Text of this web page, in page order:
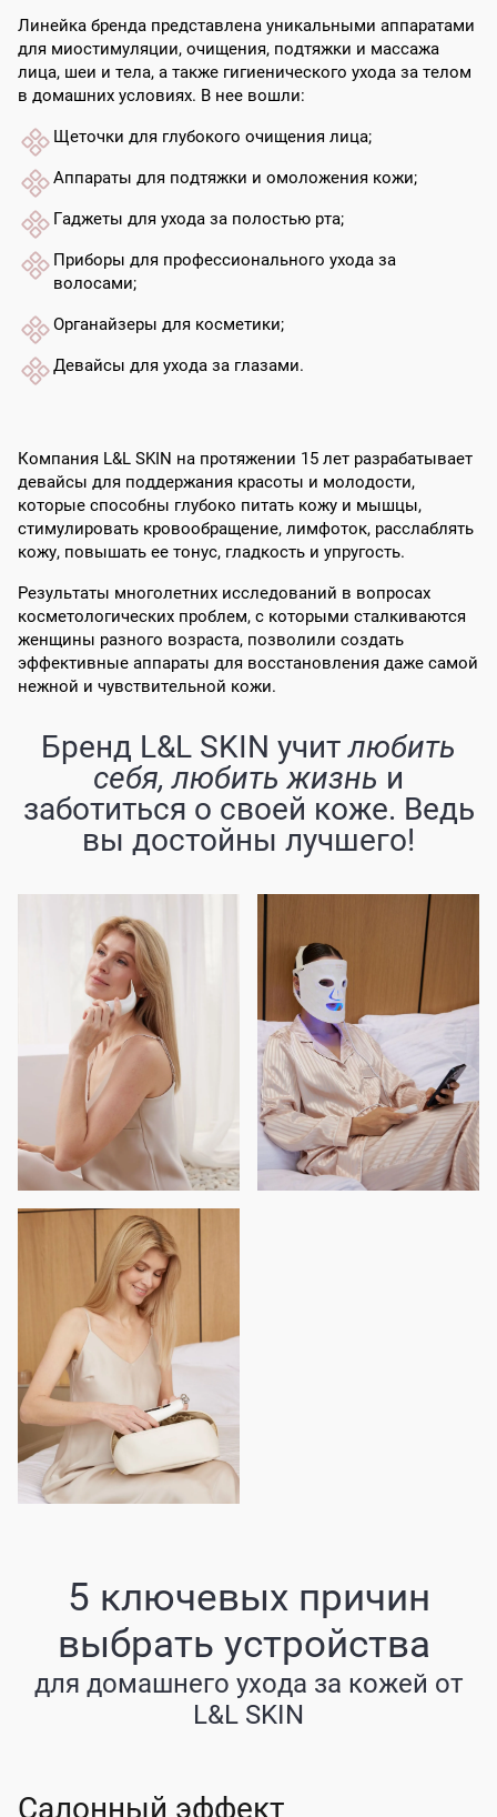
Линейка бренда представлена уникальными аппаратами
для миостимуляции, очищения, подтяжки и массажа
лица, шеи и тела, а также гигиенического ухода за телом
в домашних условиях. В нее вошли:
Щеточки для глубокого очищения лица;
Аппараты для подтяжки и омоложения кожи;
Гаджеты для ухода за полостью рта;
Приборы для профессионального ухода за
волосами;
Органайзеры для косметики;
Девайсы для ухода за глазами.
Компания L&L SKIN на протяжении 15 лет разрабатывает
девайсы для поддержания красоты и молодости,
которые способны глубоко питать кожу и мышцы,
стимулировать кровообращение, лимфоток, расслаблять
кожу, повышать ее тонус, гладкость и упругость.
Результаты многолетних исследований в вопросах
косметологических проблем, с которыми сталкиваются
женщины разного возраста, позволили создать
эффективные аппараты для восстановления даже самой
нежной и чувствительной кожи.
Бренд L&L SKIN учитлюбить
себя, любить жизнь и
заботиться о своей коже. Ведь
вы достойны лучшего!
5 ключевых причин
выбрать устройства
для домашнего ухода за кожей от
L&L SKIN
Салонный эффект